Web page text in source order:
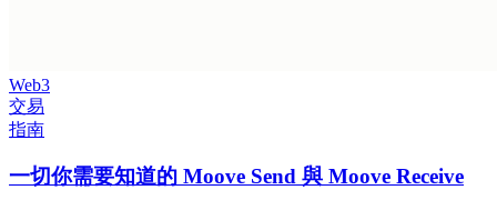
Web3
交易
指南
一切你需要知道的 Moove Send 與 Moove Receive